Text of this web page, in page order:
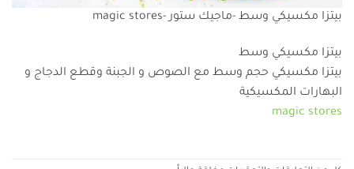
بيتزا مكسيكي وسط -ماجيك ستور -magic stores
بيتزا مكسيكي وسط
بيتزا مكسيكي حجم وسط مع الصوص و الجبنة وقطع الدجاج و
البهارات المكسيكية
magic stores